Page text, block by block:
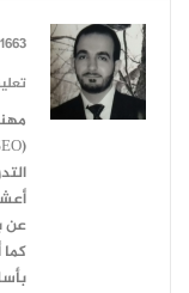
1663 المشاركات
عن